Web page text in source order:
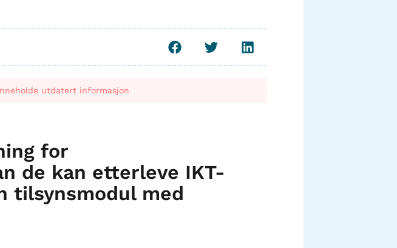
utdatert informasjon
for
de kan etterleve IKT-
tilsynsmodul med